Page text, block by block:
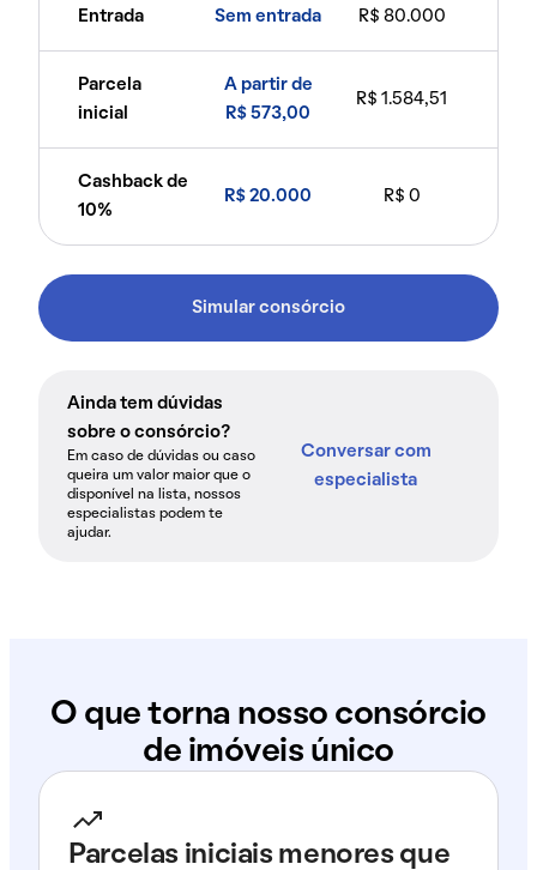
Entrada Sem entrada R$ 80.000
Parcela
inicial
A partir de
R$ 573,00
R$ 1.584,51
Cashback de
10%
R$ 20.000 R$ 0
Simular consórcio
Ainda tem dúvidas
sobre o consórcio?
Em caso de dúvidas ou caso
queira um valor maior que o
disponível na lista, nossos
especialistas podem te
ajudar.
Conversar com
especialista
O que torna nosso consórcio
de imóveis único
Parcelas iniciais menores que